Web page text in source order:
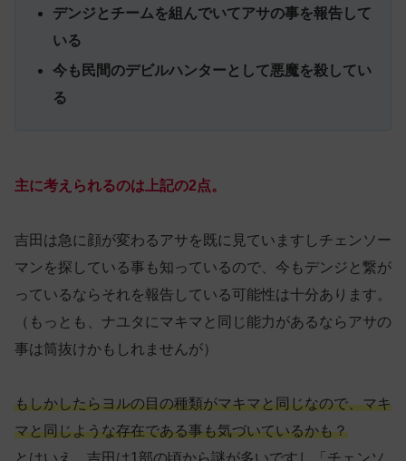
デンジとチームを組んでいてアサの事を報告して
いる
今も民間のデビルハンターとして悪魔を殺してい
る
主に考えられるのは上記の2点。
吉田は急に顔が変わるアサを既に見ていますしチェンソー
マンを探している事も知っているので、今もデンジと繋が
っているならそれを報告している可能性は十分あります。
（もっとも、ナユタにマキマと同じ能力があるならアサの
事は筒抜けかもしれませんが）
もしかしたらヨルの目の種類がマキマと同じなので、マキ
マと同じような存在である事も気づいているかも？